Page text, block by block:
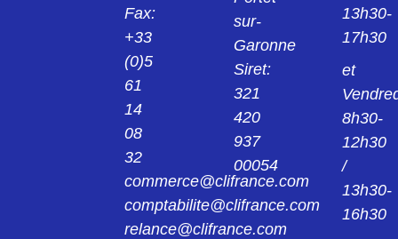
Fax:
+33
(0)5
61
14
08
32
commerce@clifrance.com
comptabilite@clifrance.com
relance@clifrance.com
sur-
Garonne
Siret:
321
420
937
00054
13h30-
17h30
et
8h30-
12h30
/
13h30-
16h30